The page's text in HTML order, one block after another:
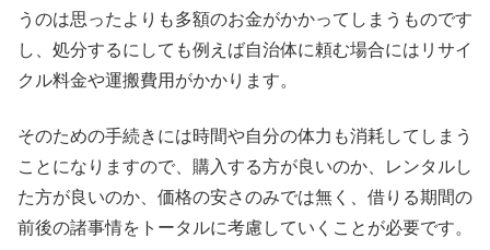
うのは思ったよりも多額のお金がかかってしまうものです
し、処分するにしても例えば自治体に頼む場合にはリサイ
クル料金や運搬費用がかかります。
そのための手続きには時間や自分の体力も消耗してしまう
ことになりますので、購入する方が良いのか、レンタルし
た方が良いのか、価格の安さのみでは無く、借りる期間の
前後の諸事情をトータルに考慮していくことが必要です。